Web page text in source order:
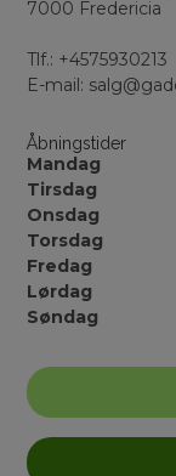
7000 Fredericia
Tlf.: +4575930213
E-mail:
Åbningstider
Mandag
Tirsdag
Onsdag
Torsdag
Fredag
Lørdag
Søndag